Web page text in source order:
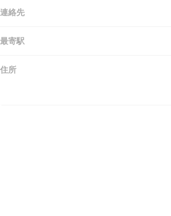
連絡先
最寄駅
住所